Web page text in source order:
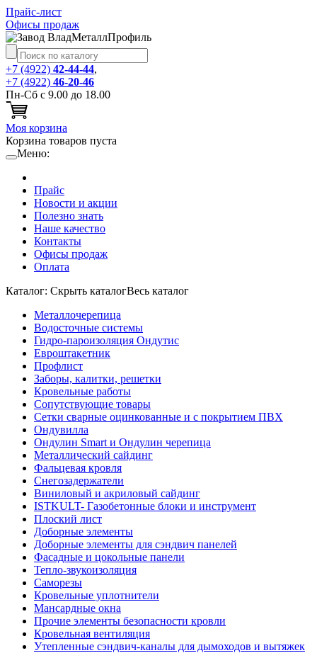
Прайс-лист
Офисы продаж
+7 (4922) 42-44-44,
+7 (4922) 46-20-46
Пн-Сб с 9.00 до 18.00
Моя корзина
Корзина товаров пуста
Меню:
Прайс
Новости и акции
Полезно знать
Наше качество
Контакты
Офисы продаж
Оплата
Каталог: Cкрыть каталогВесь каталог
Металлочерепица
Водосточные системы
Гидро-пароизоляция Ондутис
Евроштакетник
Профлист
Заборы, калитки, решетки
Кровельные работы
Сопутствующие товары
Сетки сварные оцинкованные и с покрытием ПВХ
Ондувилла
Ондулин Smart и Ондулин черепица
Металлический сайдинг
Фальцевая кровля
Снегозадержатели
Виниловый и акриловый сайдинг
ISTKULT- Газобетонные блоки и инструмент
Плоский лист
Доборные элементы
Доборные элементы для сэндвич панелей
Фасадные и цокольные панели
Тепло-звукоизоляция
Саморезы
Кровельные уплотнители
Мансардные окна
Прочие элементы безопасности кровли
Кровельная вентиляция
Утепленные сэндвич-каналы для дымоходов и вытяжек